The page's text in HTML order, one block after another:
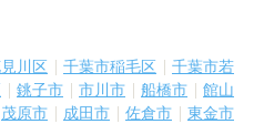
川区 千葉市稲毛区
千葉市若
銚子市 市川市 船橋市
館山
茂原市 成田市 佐倉市
東金市